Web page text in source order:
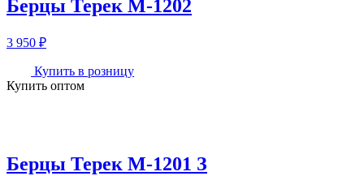
Берцы Терек М-1202
3 950 ₽
Купить в розницу
Купить оптом
Берцы Терек М-1201 З